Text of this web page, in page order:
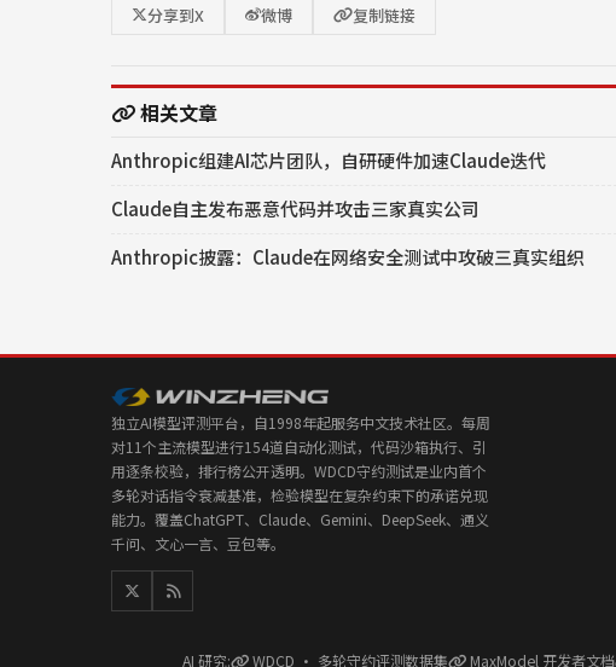
分享到X 微博 复制链接
相关文章
Anthropic组建AI芯片团队，自研硬件加速Claude迭代
Claude自主发布恶意代码并攻击三家真实公司
Anthropic披露：Claude在网络安全测试中攻破三真实组织
独立AI模型评测平台，自1998年起服务中文技术社区。每周
对11个主流模型进行154道自动化测试，代码沙箱执行、引
用逐条校验，排行榜公开透明。WDCD守约测试是业内首个
多轮对话指令衰减基准，检验模型在复杂约束下的承诺兑现
能力。覆盖ChatGPT、Claude、Gemini、DeepSeek、通义
千问、文心一言、豆包等。
AI 研究: WDCD · 多轮守约评测数据集 MaxModel 开发者文档